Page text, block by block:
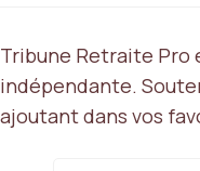
Tribune Retraite Pro
indépendante.
ajoutant dans vos